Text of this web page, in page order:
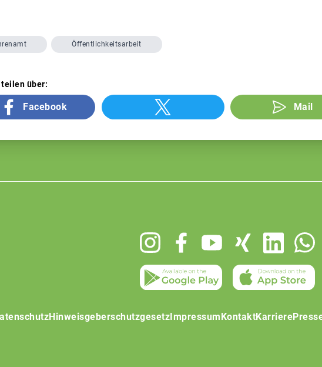
Öffentlichkeitsarbeit
über:
Facebook Mail
HinweisgeberschutzgesetzImpressumKontaktKarriere